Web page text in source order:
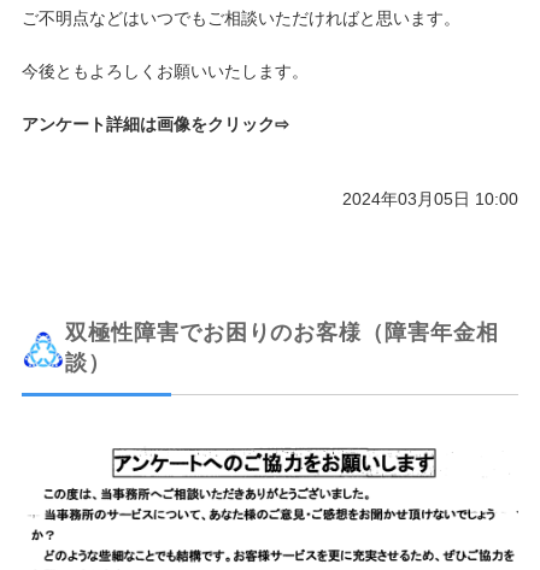
ご不明点などはいつでもご相談いただければと思います。
今後ともよろしくお願いいたします。
アンケート詳細は画像をクリック⇨
2024年03月05日 10:00
双極性障害でお困りのお客様（障害年金相
談）